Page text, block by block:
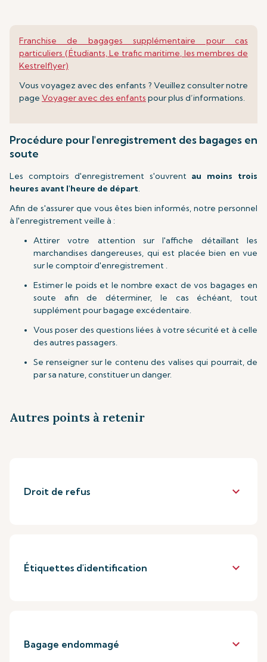
Franchise de bagages supplémentaire pour cas
particuliers (Étudiants, Le trafic maritime, les membres de
Kestrelflyer)
Vous voyagez avec des enfants ? Veuillez consulter notre
page Voyager avec des enfants pour plus d’informations.
Procédure pour l'enregistrement des bagages en
soute
Les comptoirs d'enregistrement s'ouvrent au moins trois
heures avant l'heure de départ.
Afin de s'assurer que vous êtes bien informés, notre personnel
à l'enregistrement veille à :
Attirer votre attention sur l'affiche détaillant les
marchandises dangereuses, qui est placée bien en vue
sur le comptoir d'enregistrement .
Estimer le poids et le nombre exact de vos bagages en
soute afin de déterminer, le cas échéant, tout
supplément pour bagage excédentaire.
Vous poser des questions liées à votre sécurité et à celle
des autres passagers.
Se renseigner sur le contenu des valises qui pourrait, de
par sa nature, constituer un danger.
Autres points à retenir
Droit de refus keyboard_arrow_down
Étiquettes d'identification keyboard_arrow_down
Bagage endommagé keyboard_arrow_down